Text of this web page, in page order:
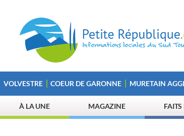
VOLVESTRE COEUR DE GARONNE MURETAIN
À LA UNE MAGAZINE